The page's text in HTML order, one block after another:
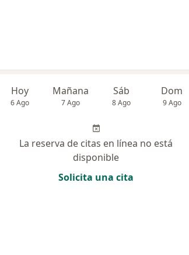
Hoy
6 Ago
Mañana
7 Ago
Sáb
8 Ago
Dom
9 Ago
La reserva de citas en línea no está
disponible
Solicita una cita